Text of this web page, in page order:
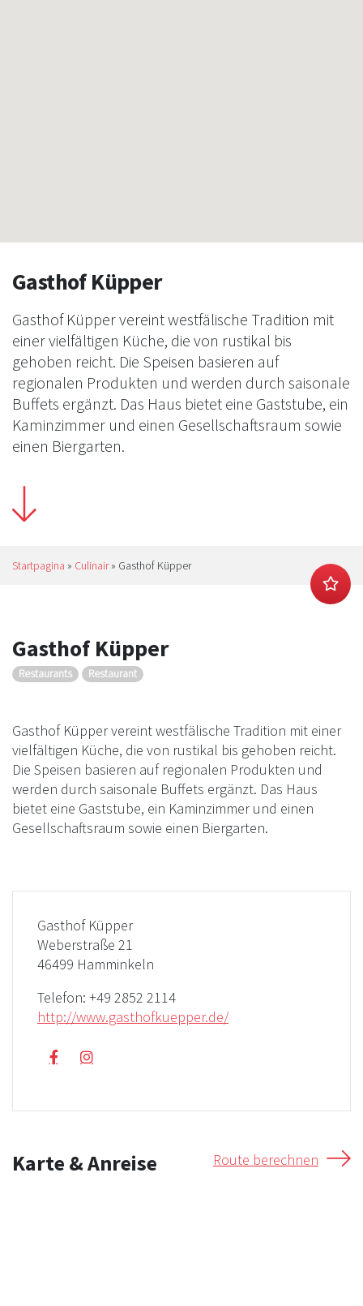
Gasthof Küpper
Gasthof Küpper vereint westfälische Tradition mit
einer vielfältigen Küche, die von rustikal bis
gehoben reicht. Die Speisen basieren auf
regionalen Produkten und werden durch saisonale
Buffets ergänzt. Das Haus bietet eine Gaststube, ein
Kaminzimmer und einen Gesellschaftsraum sowie
einen Biergarten.
Startpagina » Culinair» Gasthof Küpper
Gasthof Küpper
Restaurants Restaurant
Gasthof Küpper vereint westfälische Tradition mit einer
vielfältigen Küche, die von rustikal bis gehoben reicht.
Die Speisen basieren auf regionalen Produkten und
werden durch saisonale Buffets ergänzt. Das Haus
bietet eine Gaststube, ein Kaminzimmer und einen
Gesellschaftsraum sowie einen Biergarten.
Gasthof Küpper
Weberstraße 21
46499 Hamminkeln
Telefon: +49 2852 2114
http://www.gasthofkuepper.de/
Karte & Anreise Route berechnen